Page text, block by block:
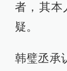
者，其本
疑。
韩璧丞承